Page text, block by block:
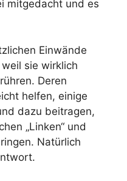
mitgedacht und es
Einwände
sie wirklich
Deren
helfen, einige
dazu beitragen,
„Linken“ und
Natürlich